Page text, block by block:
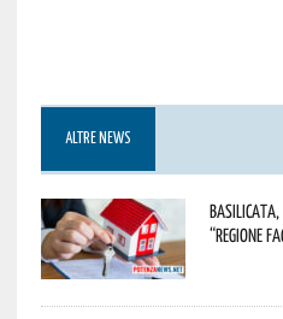
ALTRE NEWS
Basilicata,
“Regione